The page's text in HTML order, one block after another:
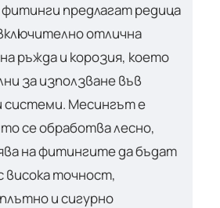
предлагат редица
отлична
ръжда и корозия, което
за използване във
системи. Месингът е
се обработва лесно,
на фитингите да бъдат
висока точност,
и сигурно